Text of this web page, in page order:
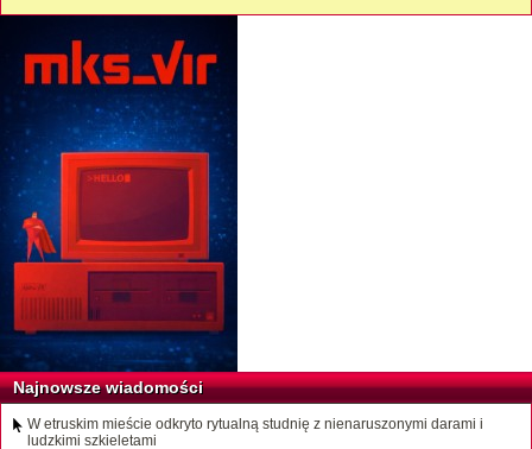
Najnowsze wiadomości
W etruskim mieście odkryto rytualną studnię z nienaruszonymi darami i
ludzkimi szkieletami